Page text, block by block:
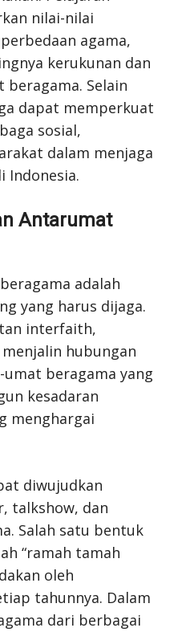
nilai-nilai
agama,
kerukunan dan
Selain
dapat memperkuat
sosial,
dalam menjaga
Indonesia.
Antarumat
adalah
yang harus dijaga.
interfaith,
hubungan
beragama yang
kesadaran
menghargai
diwujudkan
talkshow, dan
Salah satu bentuk
“ramah tamah
oleh
tahunnya. Dalam
dari berbagai